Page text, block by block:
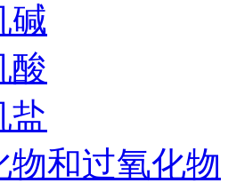
碱
酸
盐
物和过氧化物